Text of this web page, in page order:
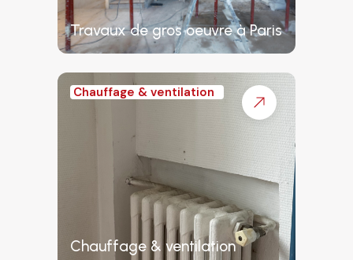
Travaux de gros oeuvre à Paris
Chauffage & ventilation
Chauffage & ventilation